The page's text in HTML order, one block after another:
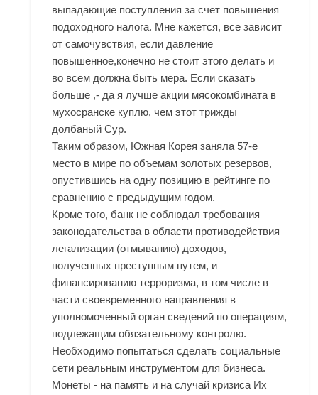
выпадающие поступления за счет повышения
подоходного налога. Мне кажется, все зависит
от самочувствия, если давление
повышенное,конечно не стоит этого делать и
во всем должна быть мера. Если сказать
больше ,- да я лучше акции мясокомбината в
мухосранске куплю, чем этот трижды
долбаный Сур.
Таким образом, Южная Корея заняла 57-е
место в мире по объемам золотых резервов,
опустившись на одну позицию в рейтинге по
сравнению с предыдущим годом.
Кроме того, банк не соблюдал требования
законодательства в области противодействия
легализации (отмыванию) доходов,
полученных преступным путем, и
финансированию терроризма, в том числе в
части своевременного направления в
уполномоченный орган сведений по операциям,
подлежащим обязательному контролю.
Необходимо попытаться сделать социальные
сети реальным инструментом для бизнеса.
Монеты - на память и на случай кризиса Их